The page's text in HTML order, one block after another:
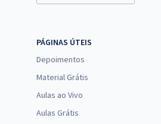
PÁGINAS ÚTEIS
Depoimentos
Material Grátis
Aulas ao Vivo
Aulas Grátis